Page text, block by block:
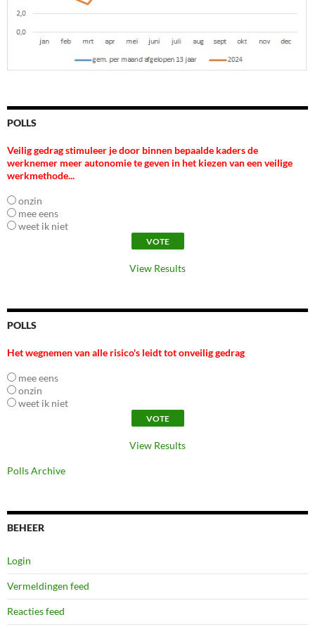
POLLS
Veilig gedrag stimuleer je door binnen bepaalde kaders de
werknemer meer autonomie te geven in het kiezen van een veilige
werkmethode...
onzin
mee eens
weet ik niet
View Results
POLLS
Het wegnemen van alle risico's leidt tot onveilig gedrag
mee eens
onzin
weet ik niet
View Results
Polls Archive
BEHEER
Login
Vermeldingen feed
Reacties feed